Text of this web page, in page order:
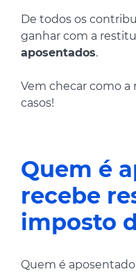
De todos os
ganhar com a
aposentados.
Vem checar como a
casos!
Quem é
recebe
imposto
Quem é aposentado